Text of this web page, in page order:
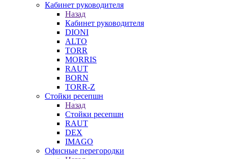
Кабинет руководителя
Назад
Кабинет руководителя
DIONI
ALTO
TORR
MORRIS
RAUT
BORN
TORR-Z
Стойки ресепшн
Назад
Стойки ресепшн
RAUT
DEX
IMAGO
Офисные перегородки